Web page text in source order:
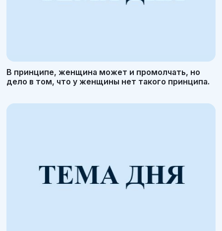
В принципе, женщина может и промолчать, но
дело в том, что у женщины нет такого принципа.